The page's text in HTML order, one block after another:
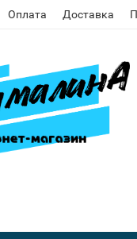
Оплата Доставка